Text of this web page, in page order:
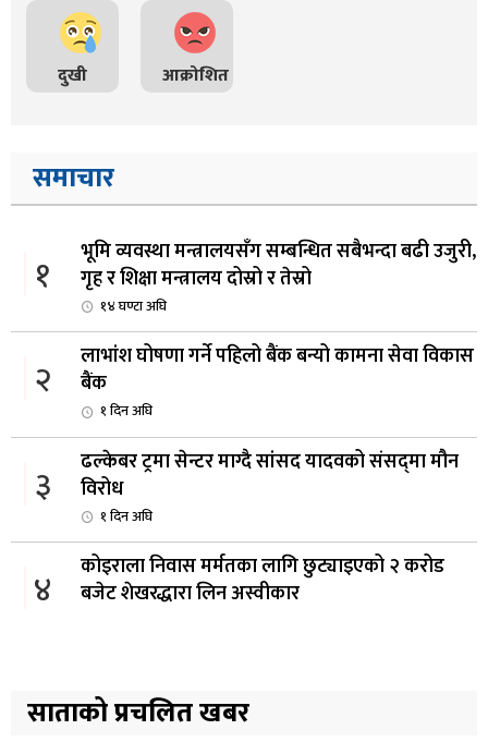
दुखी आक्रोशित
समाचार
१
भूमि व्यवस्था मन्त्रालयसँग सम्बन्धित सबैभन्दा बढी उजुरी,
गृह र शिक्षा मन्त्रालय दोस्रो र तेस्रो
१४ घण्टा अघि
२
लाभांश घोषणा गर्ने पहिलो बैंक बन्यो कामना सेवा विकास
बैंक
१ दिन अघि
३
ढल्केबर ट्रमा सेन्टर माग्दै सांसद यादवको संसद्‌मा मौन
विरोध
१ दिन अघि
४
कोइराला निवास मर्मतका लागि छुट्याइएको २ करोड
बजेट शेखरद्धारा लिन अस्वीकार
५
ठक्कर दिँदा किशोरको मृत्यु
१ दिन अघि
साताको प्रचलित खबर